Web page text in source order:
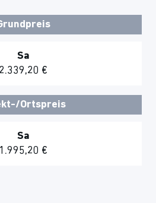
Sa
2.339,20 €
Ortspreis
Sa
1.995,20 €